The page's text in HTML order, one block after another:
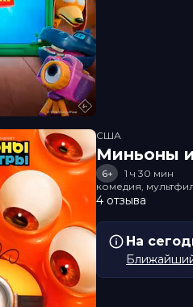
США
Миньоны
6+
1 ч 30 мин
комедия,
4 отзыва
На
Ближайший